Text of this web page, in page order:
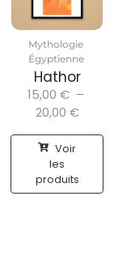
Mythologie
Égyptienne
Hathor
15,00 € –
20,00 €
Voir
les
produits